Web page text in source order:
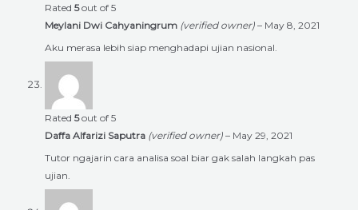
Rated 5out of 5
Meylani Dwi Cahyaningrum (verified owner) – May 8, 2021
Aku merasa lebih siap menghadapi ujian nasional.
Rated 5out of 5
Daffa Alfarizi Saputra (verified owner) – May 29, 2021
Tutor ngajarin cara analisa soal biar gak salah langkah pas
ujian.